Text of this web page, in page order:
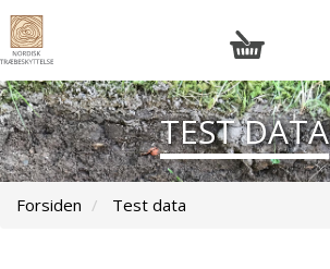
TEST DATA
Forsiden Test data